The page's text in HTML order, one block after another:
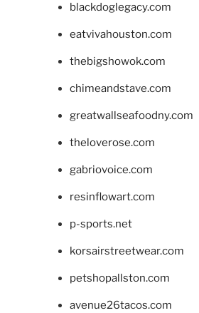
blackdoglegacy.com
eatvivahouston.com
thebigshowok.com
chimeandstave.com
greatwallseafoodny.com
theloverose.com
gabriovoice.com
resinflowart.com
p-sports.net
korsairstreetwear.com
petshopallston.com
avenue26tacos.com